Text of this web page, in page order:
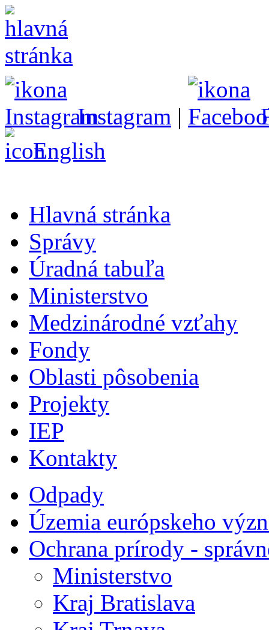
Instagram |
English
Hlavná stránka
Správy
Úradná tabuľa
Ministerstvo
Medzinárodné vzťahy
Fondy
Oblasti pôsobenia
Projekty
IEP
Kontakty
Odpady
Územia európskeho
Ochrana prírody -
Ministerstvo
Kraj Bratislava